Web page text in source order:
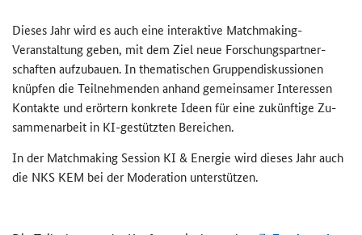
Die­ses Jahr wird es auch eine in­ter­ak­ti­ve Matchmaking-​
Veranstaltung geben, mit dem Ziel neue For­schungs­part­ner­
schaf­ten auf­zu­bau­en. In the­ma­ti­schen Grup­pen­dis­kus­sio­nen
knüp­fen die Teil­neh­men­den an­hand ge­mein­sa­mer In­ter­es­sen
Kon­tak­te und er­ör­tern kon­kre­te Ideen für eine zu­künf­ti­ge Zu­
sam­men­ar­beit in KI-​gestützten Be­rei­chen.
In der Matchmaking Session KI & En­er­gie wird die­ses Jahr auch
die NKS KEM bei der Mo­de­ra­ti­on un­ter­stüt­zen.